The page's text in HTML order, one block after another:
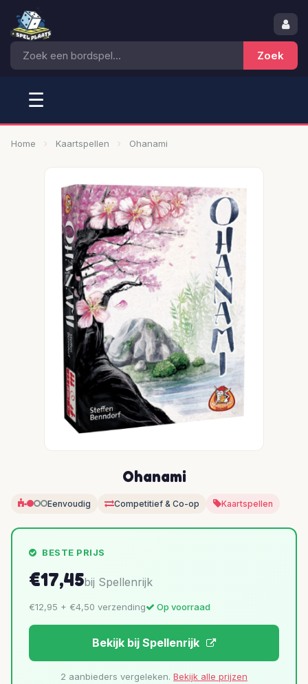
☰
Home Kaartspellen Ohanami
Ohanami
Eenvoudig Competitief & Co-op Kaartspellen
BESTE PRIJS
€17,45bij Spellenrijk
€12,95 + €4,50 verzending Op voorraad
Bekijk bij Spellenrijk
2 aanbieders vergeleken. Bekijk alle prijzen